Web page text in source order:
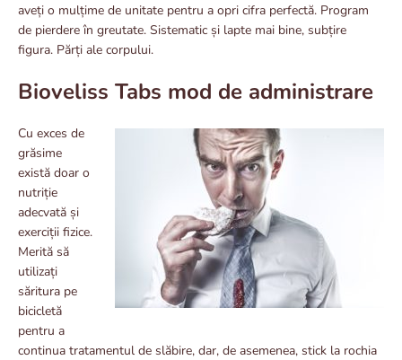
aveți o mulțime de unitate pentru a opri cifra perfectă. Program
de pierdere în greutate. Sistematic și lapte mai bine, subțire
figura. Părți ale corpului.
Bioveliss Tabs mod de administrare
Cu exces de
grăsime
există doar o
nutriție
adecvată și
exerciții fizice.
Merită să
utilizați
săritura pe
bicicletă
pentru a
continua tratamentul de slăbire, dar, de asemenea, stick la rochia